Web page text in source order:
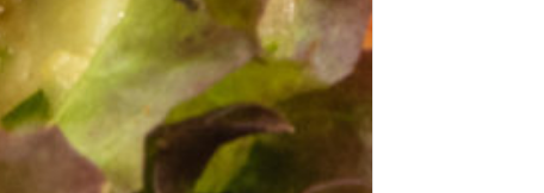
gegrillter Brokkoli und Champignons in asiatischer
Marinade mit Sesam und Ingwer.
34,90 € für 1Platten
(inkl. MwSt.)